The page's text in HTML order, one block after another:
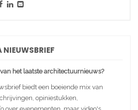
het laatste architectuurnieuws?
biedt een boeiende mix van
opiniestukken,